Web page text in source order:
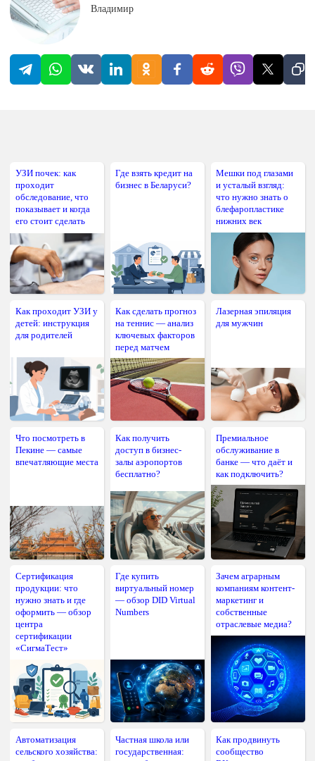
Владимир
УЗИ почек: как
проходит
обследование, что
показывает и когда
его стоит сделать
Где взять кредит на
бизнес в Беларуси?
Мешки под глазами
и усталый взгляд:
что нужно знать о
блефаропластике
нижних век
Как проходит УЗИ у
детей: инструкция
для родителей
Как сделать прогноз
на теннис — анализ
ключевых факторов
перед матчем
Лазерная эпиляция
для мужчин
Что посмотреть в
Пекине — самые
впечатляющие места
Как получить
доступ в бизнес-
залы аэропортов
бесплатно?
Премиальное
обслуживание в
банке — что даёт и
как подключить?
Сертификация
продукции: что
нужно знать и где
оформить — обзор
центра
сертификации
«СигмаТест»
Где купить
виртуальный номер
— обзор DID Virtual
Numbers
Зачем аграрным
компаниям контент-
маркетинг и
собственные
отраслевые медиа?
Автоматизация
сельского хозяйства:
Частная школа или
государственная:
Как продвинуть
сообщество